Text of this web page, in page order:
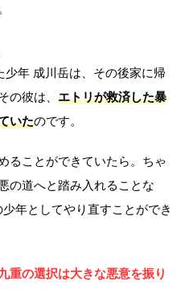
年 成川岳は、その後家に帰
の彼は、 エトリが救済した暴
いたのです。
ることができていたら。ちゃ
の道へと踏み入れることな
年としてやり直すことができ
重の選択は大きな悪意を振り